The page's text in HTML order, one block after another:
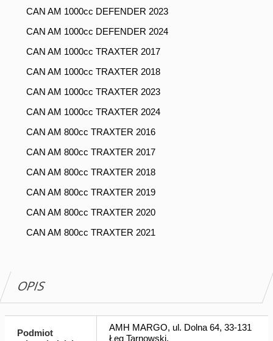
CAN AM 1000cc DEFENDER 2023
CAN AM 1000cc DEFENDER 2024
CAN AM 1000cc TRAXTER 2017
CAN AM 1000cc TRAXTER 2018
CAN AM 1000cc TRAXTER 2023
CAN AM 1000cc TRAXTER 2024
CAN AM 800cc TRAXTER 2016
CAN AM 800cc TRAXTER 2017
CAN AM 800cc TRAXTER 2018
CAN AM 800cc TRAXTER 2019
CAN AM 800cc TRAXTER 2020
CAN AM 800cc TRAXTER 2021
OPIS
Podmiot
AMH MARGO, ul. Dolna 64, 33-131
Łęg Tarnowski,